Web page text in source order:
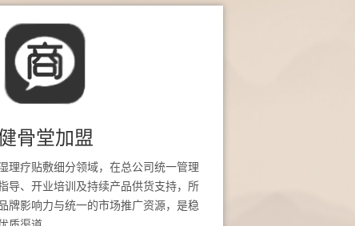
骨堂加盟
理疗贴敷细分领域，在总公司统一管理
导、开业培训及持续产品供货支持，所
牌影响力与统一的市场推广资源，是稳